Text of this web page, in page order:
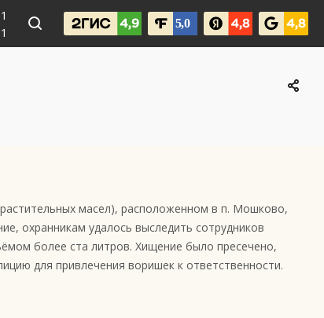
масел), расположенном в п. Мошково,
охранникам удалось выследить сотрудников
более ста литров. Хищение было пресечено,
для привлечения воришек к ответственности.